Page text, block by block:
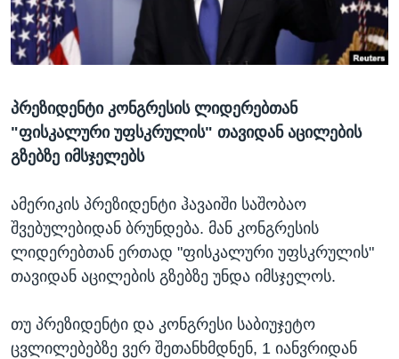
ᲡᲢᲣᲓᲘᲐ ᲕᲐᲨᲘᲜᲒᲢᲝᲜᲘ
ᲔᲙᲝᲜᲝᲛᲘᲙᲐ
ᲯᲐᲜᲛᲠᲗᲔᲚᲝᲑᲐ
ᲘᲜᲢᲔᲠᲕᲘᲣ
ᲙᲣᲚᲢᲣᲠᲐ
ᲓᲔᲖᲘᲜᲤᲝᲠᲛᲐᲪᲘᲐ
Learning English
ენები
პრეზიდენტი კონგრესის ლიდერებთან
"ფისკალური უფსკრულის" თავიდან აცილების
გზებზე იმსჯელებს
ამერიკის პრეზიდენტი ჰავაიში საშობაო
შვებულებიდან ბრუნდება. მან კონგრესის
ლიდერებთან ერთად "ფისკალური უფსკრულის"
თავიდან აცილების გზებზე უნდა იმსჯელოს.
თუ პრეზიდენტი და კონგრესი საბიუჯეტო
ცვლილებებზე ვერ შეთანხმდნენ, 1 იანვრიდან